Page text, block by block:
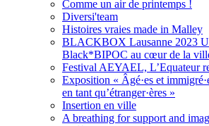
Comme un air de printemps !
Diversi'team
Histoires vraies made in Malley
BLACKBOX Lausanne 2023
Black*BIPOC au cœur de la
Festival AEYAEL, L’Equateur
Exposition « Âgé·es et
en tant qu’étranger·ères »
Insertion en ville
A breathing for support and